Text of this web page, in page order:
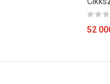
Ár
52